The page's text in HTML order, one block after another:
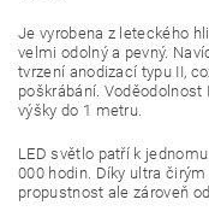
Je vyrobena z leteckého
velmi odolný a pevný.
tvrzení anodizací typu II,
poškrábání. Voděodolnost
výšky do 1 metru.
LED světlo patří k
000 hodin. Díky ultra
propustnost ale zároveň